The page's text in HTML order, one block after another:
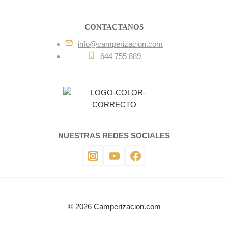
CONTACTANOS
info@camperizacion.com
644 755 889
NUESTRAS REDES SOCIALES
© 2026 Camperizacion.com